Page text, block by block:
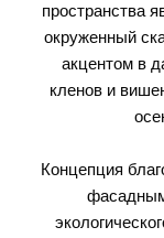
пространства
окруженный
акцентом в
кленов и
Концепция